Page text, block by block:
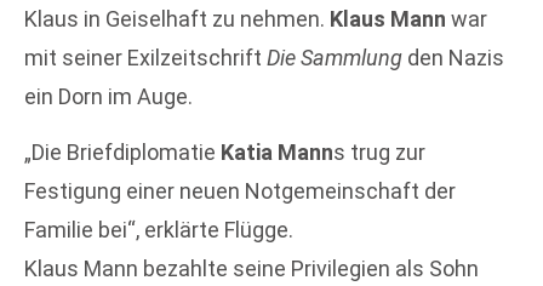
Klaus in Geiselhaft zu nehmen. Klaus Mann war
mit seiner Exilzeitschrift Die Sammlung den Nazis
ein Dorn im Auge.
„Die Briefdiplomatie Katia Manns trug zur
Festigung einer neuen Notgemeinschaft der
Familie bei“, erklärte Flügge.
Klaus Mann bezahlte seine Privilegien als Sohn